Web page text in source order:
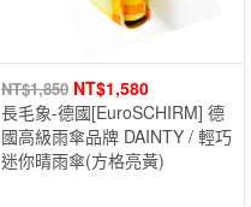
NT$1,850 NT$1,580
長毛象-德國[EuroSCHIRM] 德
國高級雨傘品牌 DAINTY / 輕巧
迷你晴雨傘(方格亮黃)